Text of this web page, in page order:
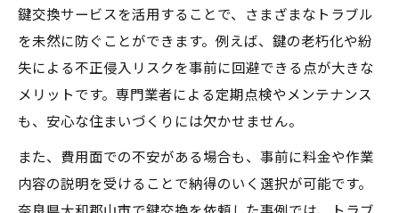
鍵交換サービスを活用することで、さまざまなトラブル
を未然に防ぐことができます。例えば、鍵の老朽化や紛
失による不正侵入リスクを事前に回避できる点が大きな
メリットです。専門業者による定期点検やメンテナンス
も、安心な住まいづくりには欠かせません。
また、費用面での不安がある場合も、事前に料金や作業
内容の説明を受けることで納得のいく選択が可能です。